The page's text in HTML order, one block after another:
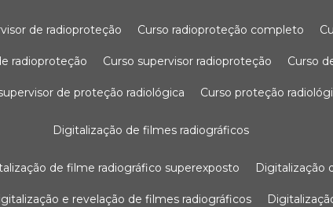
de radioproteção curso radioproteção completo
radioproteção curso supervisor radioproteção curso
supervisor de proteção radiológica curso proteção
digitalização de filmes radiográficos
de filme radiográfico superexposto
digitalização e revelação de filmes radiográficos